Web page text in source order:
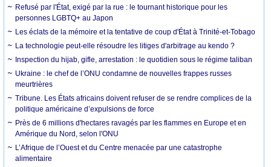
Refusé par l'État, exigé par la rue : le tournant historique pour les
personnes LGBTQ+ au Japon
Les éclats de la mémoire et la tentative de coup d'État à Trinité-et-Tobago
La technologie peut-elle résoudre les litiges d'arbitrage au kendo ?
Inspection du hijab, gifle, arrestation : le quotidien sous le régime taliban
Ukraine : le chef de l’ONU condamne de nouvelles frappes russes
meurtrières
Tribune. Les États africains doivent refuser de se rendre complices de la
politique américaine d’expulsions de force
Près de 6 millions d'hectares ravagés par les flammes en Europe et en
Amérique du Nord, selon l'ONU
L’Afrique de l’Ouest et du Centre menacée par une catastrophe
alimentaire